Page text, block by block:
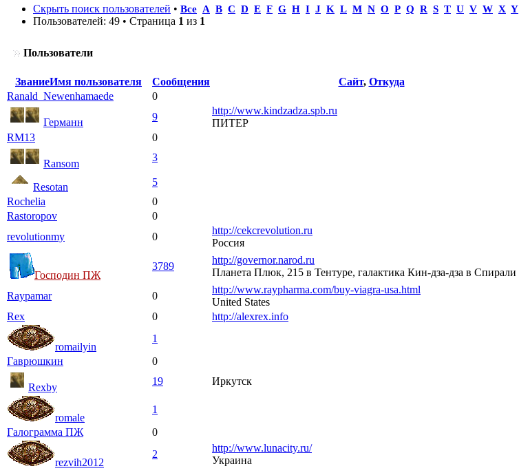
Скрыть поиск пользователей • Все A B C D E F G H I J K L M N O P Q R S T U V W X Y
Пользователей: 49 • Страница 1 из 1
Пользователи
ЗваниеИмя пользователя Сообщения Сайт, Откуда
Ranald_Newenhamaede
0
Германн 9
http://www.kindzadza.spb.ru
ПИТЕР
RM13
0
Ransom
3
Resotan 5
Rochelia
0
Rastoropov
0
revolutionmy
0
http://cekcrevolution.ru
Россия
Господин ПЖ
3789
http://governor.narod.ru
Планета Плюк, 215 в Тентуре, галактика Кин-дза-дза в Спирали
Raypamar 0
http://www.raypharma.com/buy-viagra-usa.html
United States
Rex
0 http://alexrex.info
romailyin
1
Гаврюшкин
0
Rexby
19 Иркутск
romale
1
Галограмма ПЖ
0
rezvih2012
2
http://www.lunacity.ru/
Украина